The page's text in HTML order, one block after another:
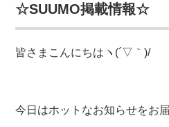
☆SUUMO掲載情報☆
皆さまこんにちはヽ(´▽｀)/
今日はホットなお知らせをお